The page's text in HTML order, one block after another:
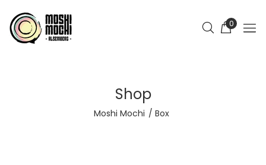
0
Shop
Moshi Mochi Box